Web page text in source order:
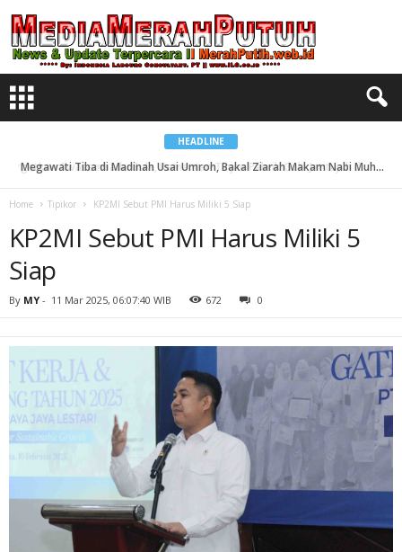
S
r
i
p
HEADLINE
Megawati Tiba di Madinah Usai Umroh, Bakal Ziarah Makam Nabi Muhammad...
Home Tipikor KP2MI Sebut PMI Harus Miliki 5 Siap
KP2MI Sebut PMI Harus Miliki 5
Siap
By MY - 11 Mar 2025, 06:07:40 WIB 672 0